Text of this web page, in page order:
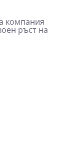
компания
ръст на